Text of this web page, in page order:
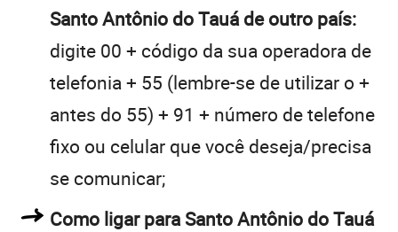
Santo Antônio do Tauá de outro país:
digite 00 + código da sua operadora de
telefonia + 55 (lembre-se de utilizar o +
antes do 55) + 91 + número de telefone
fixo ou celular que você deseja/precisa
se comunicar;
Como ligar para Santo Antônio do Tauá